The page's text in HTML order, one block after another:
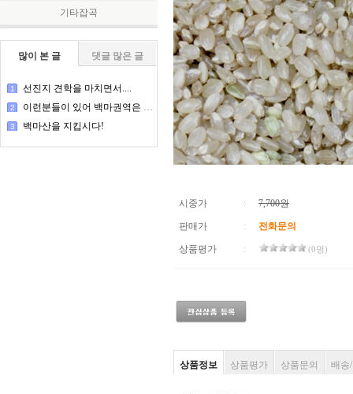
기타잡곡
많이 본 글 댓글 많은 글
1 선진지 견학을 마치면서....
2 이런분들이 있어 백마권역은 돌아간다
3 백마산을 지킵시다!
시중가 : 7,700원
판매가 : 전화문의
상품평가 : (0명)
상품정보 상품평가 상품문의 배송